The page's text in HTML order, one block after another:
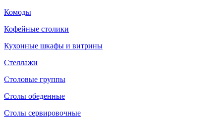
Комоды
Кофейные столики
Кухонные шкафы и витрины
Стеллажи
Столовые группы
Столы обеденные
Столы сервировочные